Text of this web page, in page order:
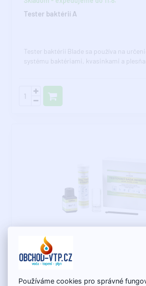
Tester baktérií A
Tester baktérií Blade sa používa na
systému baktériami, kvasinkami a
Skladom - expedujeme do 11.8.
AVS 100 - Súprava na meranie
Používáme cookies pro správné